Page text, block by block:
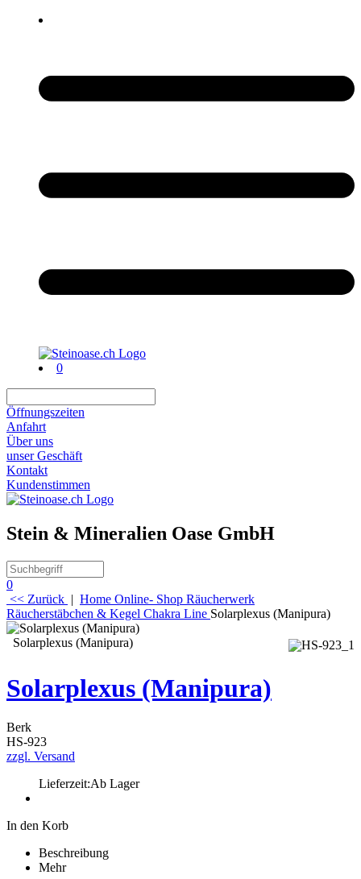
0
Öffnungszeiten
Anfahrt
Über uns
unser Geschäft
Kontakt
Kundenstimmen
Stein & Mineralien Oase GmbH
0
<< Zurück | Home Online- Shop Räucherwerk
Räucherstäbchen & Kegel Chakra Line Solarplexus (Manipura)
Solarplexus (Manipura)
Solarplexus (Manipura)
Berk
HS-923
zzgl. Versand
Lieferzeit:Ab Lager
In den Korb
Beschreibung
Mehr